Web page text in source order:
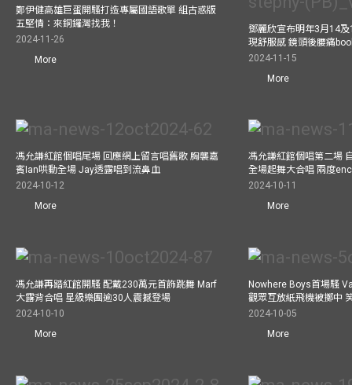
鄭伊健高雄巨蛋開騷打造專屬國語歌單 組古惑版
五堅情：來銅鑼灣找我！
2024-11-26
More
鄧麗欣宣布明年3月14
現舒服感 鏡頭後腰痛
2024-11-15
More
馮允謙紅館個唱尾場 回應網上留言唱舊歌 胸襲嘉
賓Ian哄動全場 Jay透露唱到流鼻血
2024-10-12
More
馮允謙紅館個唱第二場
全場起舞大合唱 兩度
2024-10-11
More
馮允謙再踏紅館開騷 配戴230萬元首飾跳舞 Marf
大露背合唱 星級樂團逾30人震撼登場
2024-10-10
More
Nowhere Boys首場騷
觀眾互放紙飛機被擲中
2024-10-05
More